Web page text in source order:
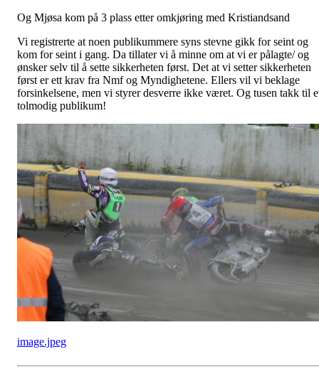
Og Mjøsa kom på 3 plass etter omkjøring med Kristiandsand
Vi registrerte at noen publikummere syns stevne gikk for seint og
kom for seint i gang. Da tillater vi å minne om at vi er pålagte/ og
ønsker selv til å sette sikkerheten først. Det at vi setter sikkerheten
først er ett krav fra Nmf og Myndighetene. Ellers vil vi beklage
forsinkelsene, men vi styrer desverre ikke været. Og tusen takk til
tolmodig publikum!
image.jpeg